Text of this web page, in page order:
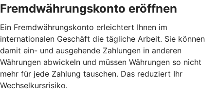
Fremdwährungskonto eröffnen
Ein Fremdwährungskonto erleichtert Ihnen im
internationalen Geschäft die tägliche Arbeit. Sie können
damit ein- und ausgehende Zahlungen in anderen
Währungen abwickeln und müssen Währungen so nicht
mehr für jede Zahlung tauschen. Das reduziert Ihr
Wechselkursrisiko.